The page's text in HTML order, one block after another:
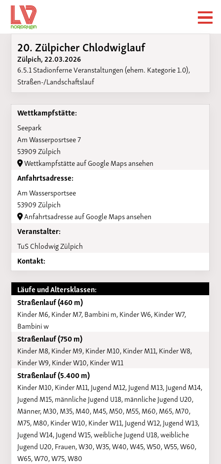
20. Zülpicher Chlodwiglauf
Zülpich, 22.03.2026
6.5.1 Stadionferne Veranstaltungen (ehem. Kategorie 1.0),
Straßen-/Landschaftslauf
Wettkampfstätte:
Seepark
Am Wasserposrtsee 7
53909 Zülpich
Wettkampfstätte auf Google Maps ansehen
Anfahrtsadresse:
Am Wassersportsee
53909 Zülpich
Anfahrtsadresse auf Google Maps ansehen
Veranstalter:
TuS Chlodwig Zülpich
Kontakt:
Läufe und Altersklassen:
Straßenlauf (460 m)
Kinder M6, Kinder M7, Bambini m, Kinder W6, Kinder W7,
Bambini w
Straßenlauf (750 m)
Kinder M8, Kinder M9, Kinder M10, Kinder M11, Kinder W8,
Kinder W9, Kinder W10, Kinder W11
Straßenlauf (5.400 m)
Kinder M10, Kinder M11, Jugend M12, Jugend M13, Jugend M14,
Jugend M15, männliche Jugend U18, männliche Jugend U20,
Männer, M30, M35, M40, M45, M50, M55, M60, M65, M70,
M75, M80, Kinder W10, Kinder W11, Jugend W12, Jugend W13,
Jugend W14, Jugend W15, weibliche Jugend U18, weibliche
Jugend U20, Frauen, W30, W35, W40, W45, W50, W55, W60,
W65, W70, W75, W80